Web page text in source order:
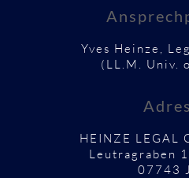
Yves Heinze,
(LL.M. Univ.
HEINZE LEGAL
Leutragraben
07743